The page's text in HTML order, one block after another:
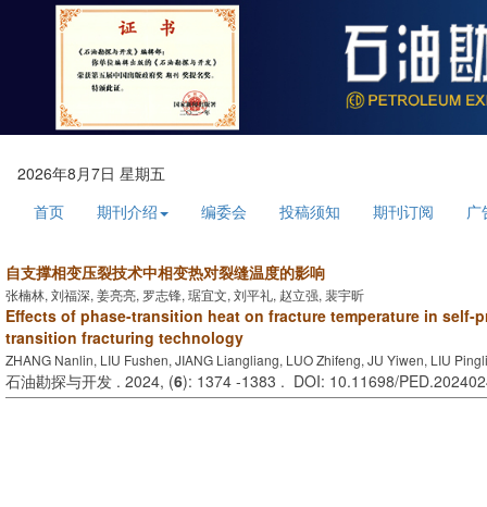
2026年8月7日 星期五
首页
期刊介绍 编委会 投稿须知 期刊订阅 广
自支撑相变压裂技术中相变热对裂缝温度的影响
张楠林, 刘福深, 姜亮亮, 罗志锋, 琚宜文, 刘平礼, 赵立强, 裴宇昕
Effects of phase-transition heat on fracture temperature in self-
transition fracturing technology
ZHANG Nanlin, LIU Fushen, JIANG Liangliang, LUO Zhifeng, JU Yiwen, LIU
石油勘探与开发 . 2024, (6): 1374 -1383 . DOI: 10.11698/